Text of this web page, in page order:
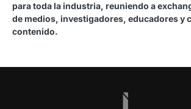
para toda la industria, reuniendo a
de medios, investigadores, educadores y
contenido.